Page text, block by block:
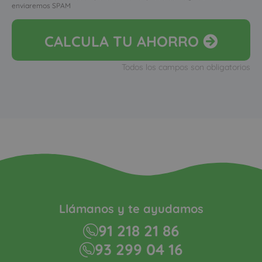
enviaremos SPAM
CALCULA TU AHORRO
Todos los campos son obligatorios
Llámanos y te ayudamos
91 218 21 86
93 299 04 16